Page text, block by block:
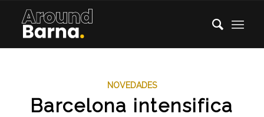
NOVEDADES
Barcelona intensifica